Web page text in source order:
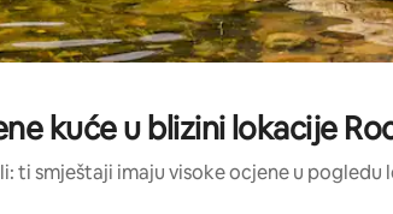
kuće u blizini lokacije
ti smještaji imaju visoke ocjene u